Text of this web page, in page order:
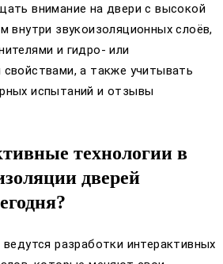
внимание на двери с высокой
внутри звукоизоляционных слоёв,
и гидро- или
а также учитывать
испытаний и отзывы
технологии в
дверей
разработки интерактивных